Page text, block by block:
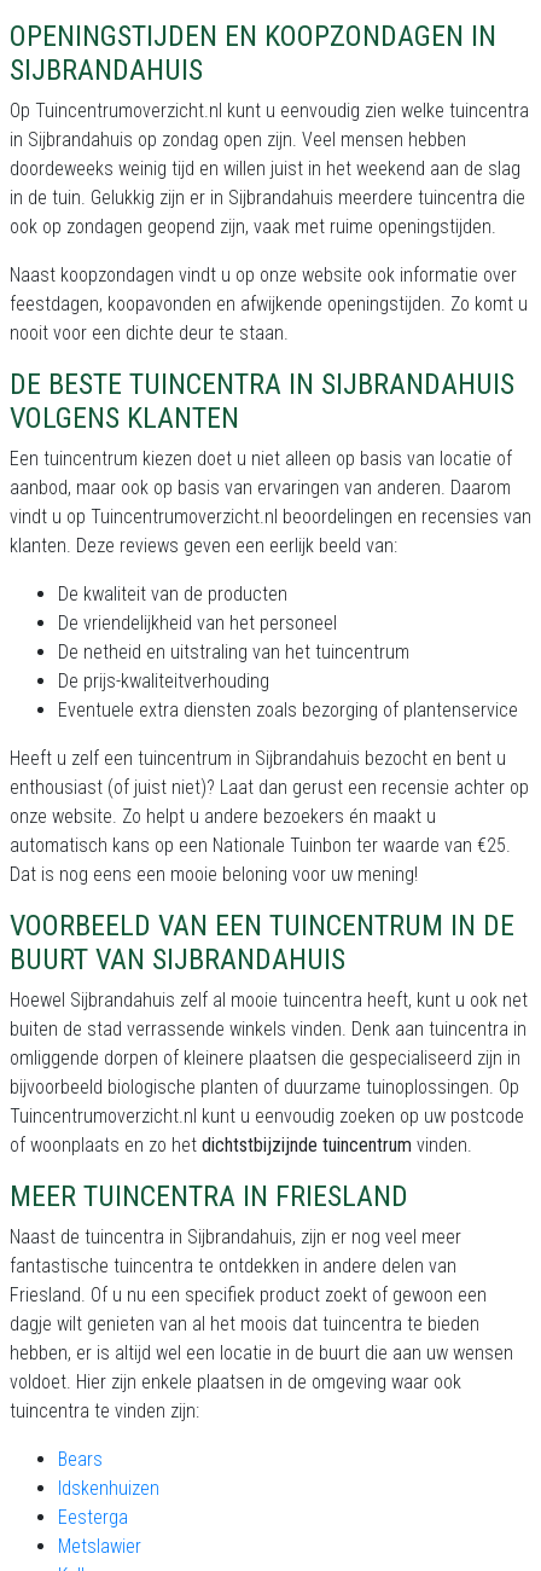
OPENINGSTIJDEN EN KOOPZONDAGEN IN
SIJBRANDAHUIS
Op Tuincentrumoverzicht.nl kunt u eenvoudig zien welke tuincentra
in Sijbrandahuis op zondag open zijn. Veel mensen hebben
doordeweeks weinig tijd en willen juist in het weekend aan de slag
in de tuin. Gelukkig zijn er in Sijbrandahuis meerdere tuincentra die
ook op zondagen geopend zijn, vaak met ruime openingstijden.
Naast koopzondagen vindt u op onze website ook informatie over
feestdagen, koopavonden en afwijkende openingstijden. Zo komt u
nooit voor een dichte deur te staan.
DE BESTE TUINCENTRA IN SIJBRANDAHUIS
VOLGENS KLANTEN
Een tuincentrum kiezen doet u niet alleen op basis van locatie of
aanbod, maar ook op basis van ervaringen van anderen. Daarom
vindt u op Tuincentrumoverzicht.nl beoordelingen en recensies van
klanten. Deze reviews geven een eerlijk beeld van:
De kwaliteit van de producten
De vriendelijkheid van het personeel
De netheid en uitstraling van het tuincentrum
De prijs-kwaliteitverhouding
Eventuele extra diensten zoals bezorging of plantenservice
Heeft u zelf een tuincentrum in Sijbrandahuis bezocht en bent u
enthousiast (of juist niet)? Laat dan gerust een recensie achter op
onze website. Zo helpt u andere bezoekers én maakt u
automatisch kans op een Nationale Tuinbon ter waarde van €25.
Dat is nog eens een mooie beloning voor uw mening!
VOORBEELD VAN EEN TUINCENTRUM IN DE
BUURT VAN SIJBRANDAHUIS
Hoewel Sijbrandahuis zelf al mooie tuincentra heeft, kunt u ook net
buiten de stad verrassende winkels vinden. Denk aan tuincentra in
omliggende dorpen of kleinere plaatsen die gespecialiseerd zijn in
bijvoorbeeld biologische planten of duurzame tuinoplossingen. Op
Tuincentrumoverzicht.nl kunt u eenvoudig zoeken op uw postcode
of woonplaats en zo het dichtstbijzijnde tuincentrum vinden.
MEER TUINCENTRA IN FRIESLAND
Naast de tuincentra in Sijbrandahuis, zijn er nog veel meer
fantastische tuincentra te ontdekken in andere delen van
Friesland. Of u nu een specifiek product zoekt of gewoon een
dagje wilt genieten van al het moois dat tuincentra te bieden
hebben, er is altijd wel een locatie in de buurt die aan uw wensen
voldoet. Hier zijn enkele plaatsen in de omgeving waar ook
tuincentra te vinden zijn:
Bears
Idskenhuizen
Eesterga
Metslawier